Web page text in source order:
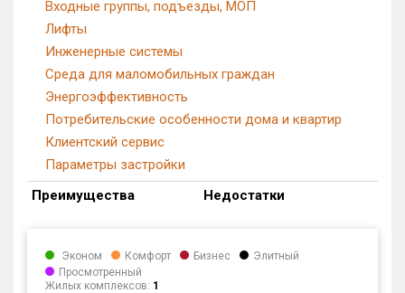
Входные группы, подъезды, МОП
Лифты
Инженерные системы
Среда для маломобильных граждан
Энергоэффективность
Потребительские особенности дома и квартир
Клиентский сервис
Параметры застройки
Преимущества
Недостатки
Эконом Комфорт Бизнес
Элитный
Просмотренный
Жилых комплексов: 1